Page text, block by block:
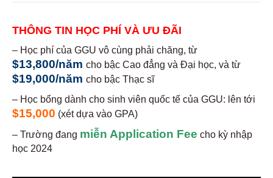
THÔNG TIN HỌC PHÍ VÀ ƯU ĐÃI
– Học phí của GGU vô cùng phải chăng, từ
$13,800/năm cho bậc Cao đẳng và Đại học, và từ
$19,000/năm cho bậc Thạc sĩ
– Học bổng dành cho sinh viên quốc tế của GGU: lên tới
$15,000 (xét dựa vào GPA)
– Trường đang miễn Application Fee cho kỳ nhập
học 2024